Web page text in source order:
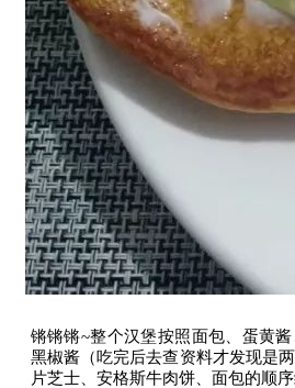
锵锵锵~整个汉堡按照面包、蛋黄
黑椒酱（吃完后去查资料才发现是
片芝士、安格斯牛肉饼、面包的顺